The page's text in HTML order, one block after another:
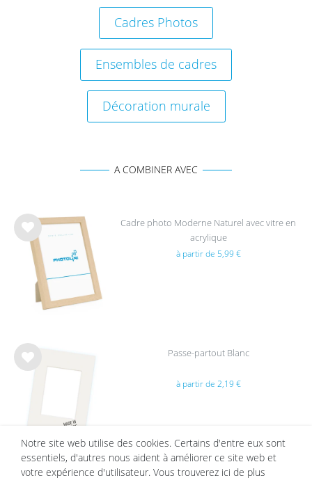
Cadres Photos
Ensembles de cadres
Décoration murale
A COMBINER AVEC
List
e de
sou
Cadre photo Moderne Naturel avec vitre en
acrylique
à partir de 5,99 €
List
Passe-partout Blanc
à partir de 2,19 €
Notre site web utilise des cookies. Certains d'entre eux sont
essentiels, d'autres nous aident à améliorer ce site web et
votre expérience d'utilisateur. Vous trouverez ici de plus